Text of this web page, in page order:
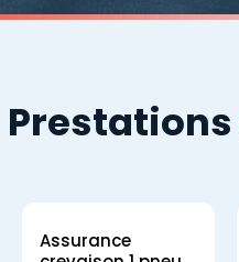
Prestations
Assurance